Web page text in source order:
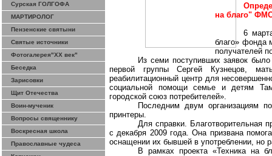
Сурская ГОЛГОФА
МАРТИРОЛОГ
Пензенские святыни
Святые источники
Фотогалерея"ХХ век"
Беседка
Зарисовки
Щит Отечества
Воин-мученик
Вопросы священнику
Воскресная школа
Православные чудеса
на благо"
6
благо» фонда
получателей
Из семи поступивших заявок
первой группы Сергей Кузнецов,
реабилитационный центр для
социальной помощи семье и детям
городской союз потребителей».
Последним двум организациям
принтеры.
Для справки. Благотворительная
с декабря 2009 года. Она призвана
оснащении их бывшей в употреблении, но
В рамках проекта «Техника на